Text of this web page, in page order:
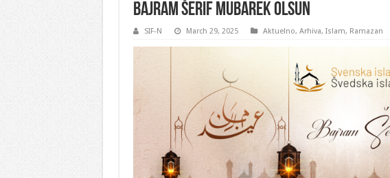
BAJRAM ŠERIF MUBAREK OLSUN
SIF-N March 29, 2025 Aktuelno, Arhiva, Islam, Ramazan